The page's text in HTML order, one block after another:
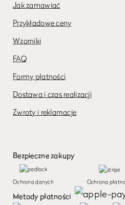
Jak zamawiać
Przykładowe ceny
Wzorniki
FAQ
Formy płatności
Dostawa i czas realizacji
Zwroty i reklamacje
Bezpieczne zakupy
Ochrona danych Ochrona
Metody płatności